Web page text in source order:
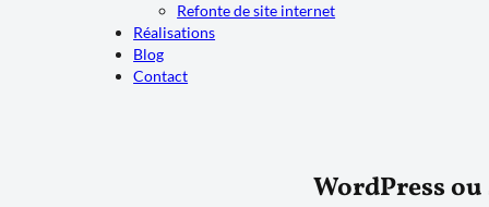
Refonte de site internet
Réalisations
Blog
Contact
WordPress